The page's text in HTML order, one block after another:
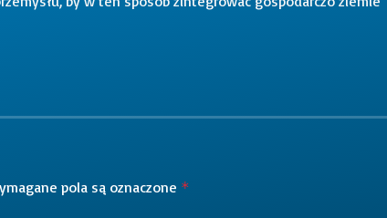
pola są oznaczone *